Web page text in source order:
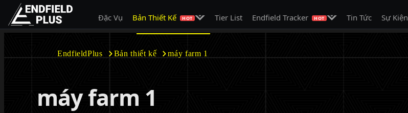
EndfieldPlus Đặc Vụ Bản Thiết Kế HOT Mở menu con
Tier List Endfield Tracker HOT Mở menu con
Tin Tức Sự Kiện
EndfieldPlus Bản thiết kế máy farm 1
máy farm 1